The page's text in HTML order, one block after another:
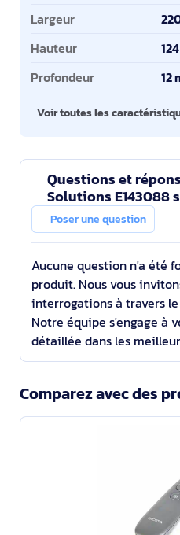
Largeur
Hauteur
Profondeur
12
Voir toutes les
Questions et
Solutions E143088
pour bureau Mur Noir
Poser une question
Aucune question n'a été
produit. Nous vous
interrogations à travers
Notre équipe s'engage à
détaillée dans les
Comparez avec des